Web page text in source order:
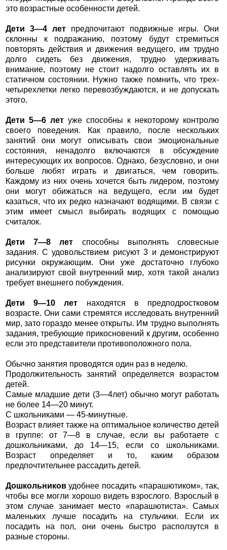
это возрастные особенности детей.
Дети 3—4 лет предпочитают подвижные игры. Они
склонны к подражанию, поэтому будут стремиться
повторять действия и движения ведущего, им трудно
долго сидеть без движения, трудно удерживать
внимание, поэтому не стоит надолго оставлять их в
статичном состоянии. Нужно также помнить, что трех-
четырехлетки легко перевозбуждаются, и не допускать
этого.
Дети 5—6 лет уже способны к некоторому контролю
своего поведения. Как правило, после нескольких
занятий они могут описывать свои эмоциональные
состояния, ненадолго включаются в обсуждение
интересующих их вопросов. Однако, безусловно, и они
больше любят играть и двигаться, чем говорить.
Каждому из них очень хочется быть лидером, поэтому
они могут обижаться на ведущего, если им будет
казаться, что их редко назначают водящими. В связи с
этим имеет смысл выбирать водящих с помощью
считалок.
Дети 7—8 лет способны выполнять словесные
задания. С удовольствием рисуют 3 и демонстрируют
рисунки окружающим. Они уже достаточно глубоко
анализируют свой внутренний мир, хотя такой анализ
требует внешнего побуждения.
Дети 9—10 лет находятся в предподростковом
возрасте. Они сами стремятся исследовать внутренний
мир, зато гораздо менее открыты. Им трудно выполнять
задания, требующие прикосновений к другим, особенно
если это представители противоположного пола.
Обычно занятия проводятся один раз в неделю.
Продолжительность занятий определяется возрастом
детей.
Самые младшие дети (3—4лет) обычно могут работать
не более 14—20 минут.
С школьниками — 45-минутные.
Возраст влияет также на оптимальное количество детей
в группе: от 7—8 в случае, если вы работаете с
дошкольниками, до 14—15, если со школьниками.
Возраст определяет и то, каким образом
предпочтительнее рассадить детей.
Дошкольниковудобнее посадить «парашютиком», так,
чтобы все могли хорошо видеть взрослого. Взрослый в
этом случае занимает место «парашютиста». Самых
маленьких лучше посадить на стульчики. Если их
посадить на пол, они очень быстро расползутся в
разные стороны.